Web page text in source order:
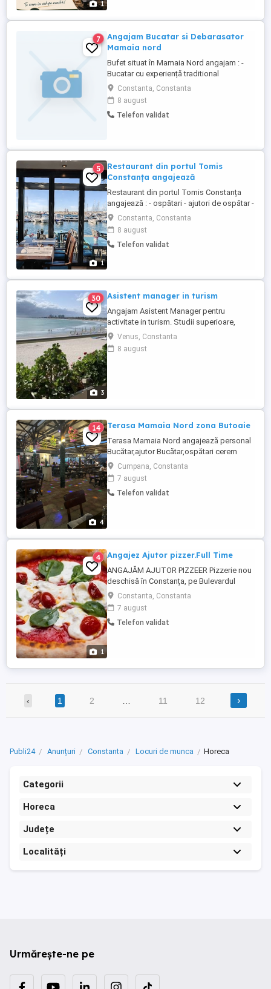
1
Cerem: -Experiență ...
7
Angajam Bucatar si Debarasator
Mamaia nord
Bufet situat în Mamaia Nord angajam : -
Bucatar cu experiență traditional
romanesc -Debarasator (băiat)
Persoane,curate,punctuale, cu bun simț. -
Vânzătoare linie autoservire Oferim
Salarizare începând de la 4000 la 5000
Constanta, Constanta
8 august
Telefon validat
1
5
Restaurant din portul Tomis
Constanța angajează
Restaurant din portul Tomis Constanța
angajează : - ospătari - ajutori de ospătar -
ajutori bucătărie Deținem o locație și în
Mamaia. Se cere experiență, nu oferim
cazare.
Constanta, Constanta
8 august
Telefon validat
3
30 Asistent manager in turism
Angajam Asistent Manager pentru
activitate in turism. Studii superioare,
permis de conducere, cunostinte
computer si limba engleza sunt necesare.
Disponibilitate pentru deplasari in tara si
Venus, Constanta
8 august
4
14 Terasa Mamaia Nord zona Butoaie
Terasa Mamaia Nord angajează personal
Bucătar,ajutor Bucătar,ospătari cerem
seriozitate detalii la nr telefon
Cumpana, Constanta
7 august
Telefon validat
1
4 Angajez Ajutor pizzer.Full Time
ANGAJĂM AJUTOR PIZZEER Pizzerie nou
deschisă în Constanța, pe Bulevardul
Mamaia, își formează echipa! Căutăm
persoane serioase și responsabile pentru
postul de ajutor Pizzer (femeie sau
bărbat). Oferim: Salariu atractiv Mediu de
Constanta, Constanta
7 august
Telefon validat
‹ 1 2 11 12 ›
Publi24 Anunțuri Constanta Locuri de munca Horeca
Categorii
Horeca
Județe
Localități
Urmărește-ne pe